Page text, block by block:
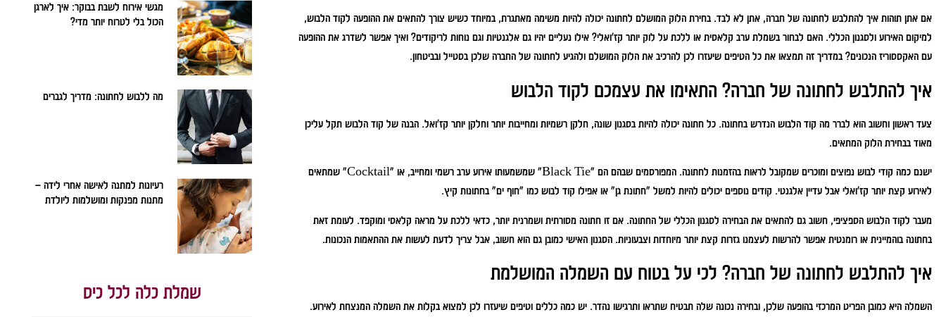
אם אתן תוהות איך להתלבש לחתונה של חברה, אתן לא לבד. בחירת הלוק המושלם לחתונה יכולה להיות משימה מאתגרת, במיוחד כשיש צורך להתאים את ההופעה לקוד הלבוש,
למיקום האירוע ולסגנון הכללי. האם לבחור בשמלת ערב קלאסית או ללכת על לוק יותר קז'ואלי? אילו נעליים יהיו גם אלגנטיות וגם נוחות לריקודים? ואיך אפשר לשדרג את ההופעה
עם האקססוריז הנכונים? במדריך זה תמצאו את כל הטיפים שיעזרו לכן להרכיב את הלוק המושלם ולהגיע לחתונה של החברה שלכן בסטייל ובביטחון.
איך להתלבש לחתונה של חברה? התאימו את עצמכם לקוד הלבוש
צעד ראשון וחשוב הוא לברר מה קוד הלבוש הנדרש בחתונה. כל חתונה יכולה להיות בסגנון שונה, חלקן רשמיות ומחייבות יותר וחלקן יותר קז'ואל. הבנה של קוד הלבוש תקל עליכן
מאוד בבחירת הלוק המתאים.
ישנם כמה קודי לבוש נפוצים ומוכרים שמקובל לראות בהזמנות לחתונה. המפורסמים שבהם הם "Black Tie" שמשמעותו אירוע ערב רשמי ומחייב, או "Cocktail" שמתאים
לאירוע קצת יותר קז'ואלי אבל עדיין אלגנטי. קודים נוספים יכולים להיות למשל "חתונת גן" או אפילו קוד לבוש כמו "חוף ים" בחתונות קיץ.
מעבר לקוד הלבוש הספציפי, חשוב גם להתאים את הבחירה לסגנון הכללי של החתונה. אם זו חתונה מסורתית ושמרנית יותר, כדאי ללכת על מראה קלאסי ומוקפד. לעומת זאת
בחתונה בוהמיינית או רומנטית אפשר להרשות לעצמנו גזרות קצת יותר מיוחדות וצבעוניות. הסגנון האישי כמובן גם הוא חשוב, אבל צריך לדעת לעשות את ההתאמות הנכונות.
איך להתלבש לחתונה של חברה? לכי על בטוח עם השמלה המושלמת
השמלה היא כמובן הפריט המרכזי בהופעה שלכן, ובחירה נכונה שלה תבטיח שתראו ותרגישו נהדר. יש כמה כללים וטיפים שיעזרו לכן למצוא בקלות את השמלה המנצחת לאירוע.
מגשי אירוח לשבת בבוקר: איך לארגן
הכול בלי לטרוח יותר מדי?
מה ללבוש לחתונה: מדריך לגברים
רעיונות למתנה לאישה אחרי לידה –
מתנות מפנקות ומושלמות ליולדת
שמלת כלה לכל כיס